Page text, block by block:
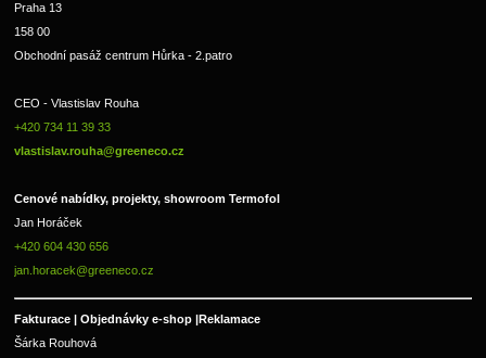
Praha 13
158 00
Obchodní pasáž centrum Hůrka - 2.patro
CEO - Vlastislav Rouha
+420 734 11 39 33
vlastislav.rouha@greeneco.cz
Cenové nabídky, projekty, showroom Termofol
Jan Horáček
+420 604 430 656
jan.horacek@greeneco.cz
Fakturace | Objednávky e-shop |Reklamace
Šárka Rouhová